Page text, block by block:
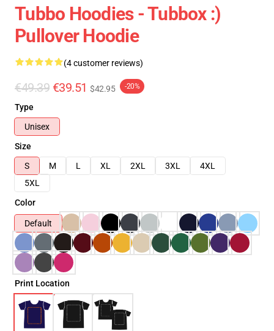
Tubbo Hoodies - Tubbox :)
Pullover Hoodie
(4 customer reviews)
€49.39 €39.51 $42.95 -20%
Type
Unisex
Size
S
M L XL 2XL 3XL
4XL
5XL
Color
Default
Print Location